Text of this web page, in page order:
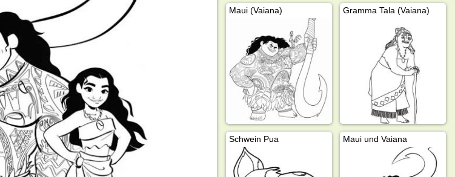
Maui (Vaiana) Gramma Tala (Vaiana)
Schwein Pua Maui und Vaiana